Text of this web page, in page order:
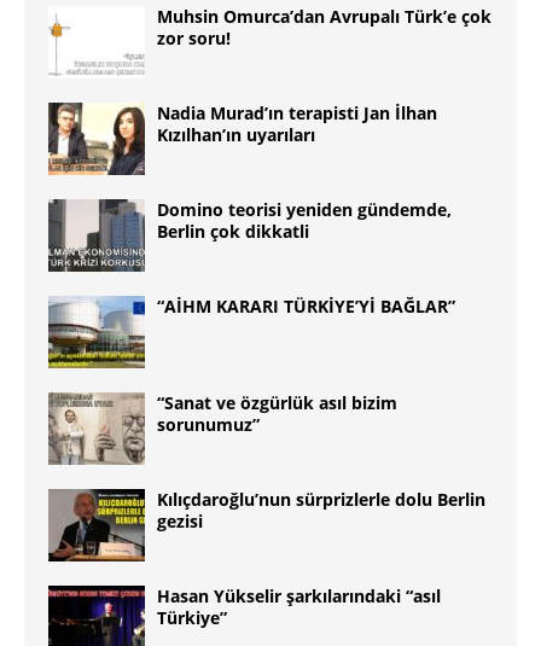
Muhsin Omurca’dan Avrupalı Türk’e çok
zor soru!
Nadia Murad’ın terapisti Jan İlhan
Kızılhan’ın uyarıları
Domino teorisi yeniden gündemde,
Berlin çok dikkatli
“AİHM KARARI TÜRKİYE’Yİ BAĞLAR”
“Sanat ve özgürlük asıl bizim
sorunumuz”
Kılıçdaroğlu’nun sürprizlerle dolu Berlin
gezisi
Hasan Yükselir şarkılarındaki “asıl
Türkiye”